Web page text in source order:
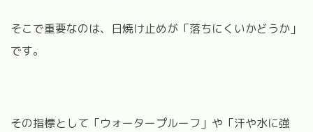
そこで重要なのは、日焼け止めが「落ちにくいかどうか」
です。
その指標として「ウォータープルーフ」や「汗や水に強